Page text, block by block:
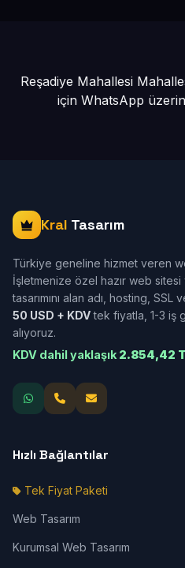
Reşadiye Mahallesi
için WhatsApp
Kral Tasarım
Türkiye geneline hizmet veren
İşletmenize özel hazır web
tasarımını alan adı, hosting, SSL
50 USD + KDVtek fiyatla, 1-3 iş
alıyoruz.
KDV dahil yaklaşık 2.854,42
Hızlı Bağlantılar
Tek Fiyat Paketi
Web Tasarım
Kurumsal Web Tasarım